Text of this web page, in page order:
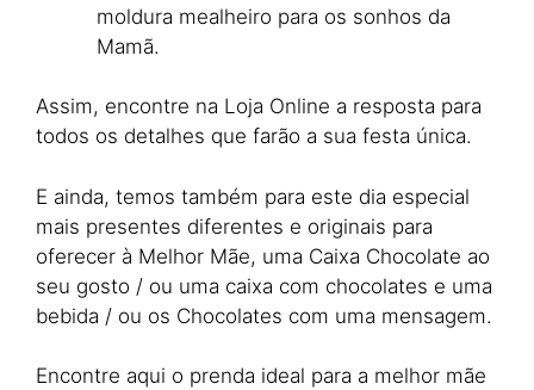
moldura mealheiro para os sonhos da
Mamã.
Assim, encontre na Loja Online a resposta para
todos os detalhes que farão a sua festa única.
E ainda, temos também para este dia especial
mais presentes diferentes e originais para
oferecer à Melhor Mãe, uma Caixa Chocolate ao
seu gosto / ou uma caixa com chocolates e uma
bebida / ou os Chocolates com uma mensagem.
Encontre aqui o prenda ideal para a melhor mãe